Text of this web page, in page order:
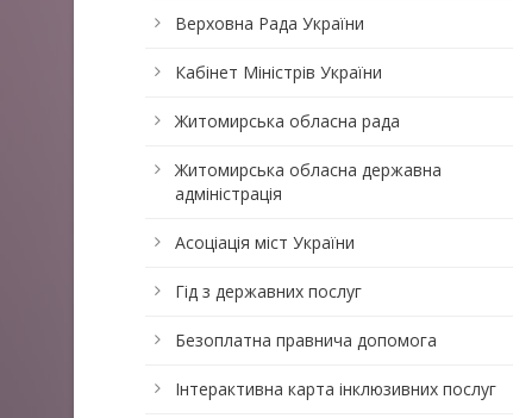
Верховна Рада України
Кабінет Міністрів України
Житомирська обласна рада
Житомирська обласна державна
адміністрація
Асоціація міст України
Гід з державних послуг
Безоплатна правнича допомога
Інтерактивна карта інклюзивних послуг